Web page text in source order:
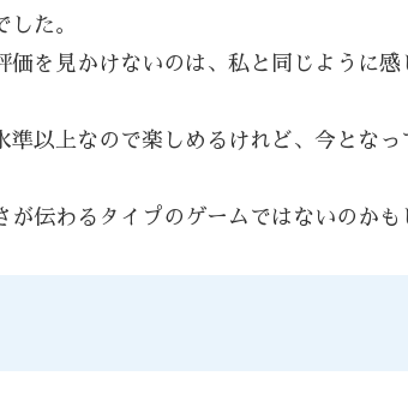
た。
価を見かけないのは、私と同じように
準以上なので楽しめるけれど、今とな
が伝わるタイプのゲームではないのかも